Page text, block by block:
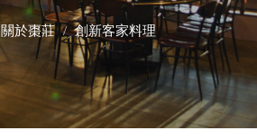
關於棗莊 創新客家料理